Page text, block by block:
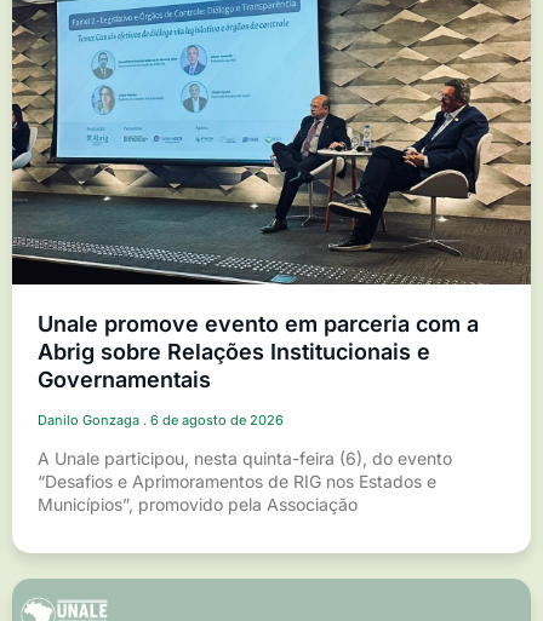
Unale promove evento em parceria com a
Abrig sobre Relações Institucionais e
Governamentais
Danilo Gonzaga 6 de agosto de 2026
A Unale participou, nesta quinta-feira (6), do evento
“Desafios e Aprimoramentos de RIG nos Estados e
Municípios”, promovido pela Associação